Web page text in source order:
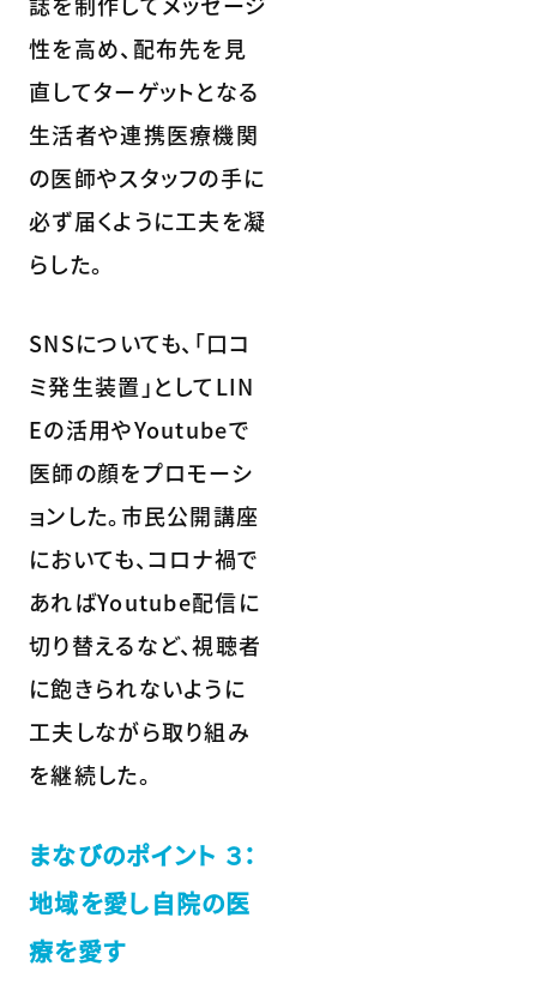
性を高め、配布先を見
直してターゲットとなる
生活者や連携医療機関
の医師やスタッフの手に
必ず届くように工夫を凝
らした。
SNSについても、「口コ
ミ発生装置」としてLIN
Eの活用やYoutubeで
医師の顔をプロモーシ
ョンした。市民公開講座
においても、コロナ禍で
あればYoutube配信に
切り替えるなど、視聴者
に飽きられないように
工夫しながら取り組み
を継続した。
まなびのポイント ３：
地域を愛し自院の医
療を愛す